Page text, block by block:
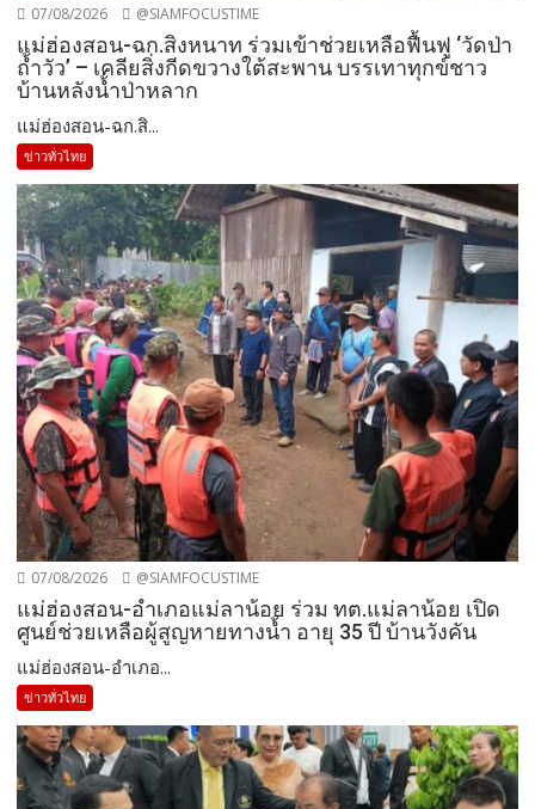
07/08/2026 @SIAMFOCUSTIME
แม่ฮ่องสอน-ฉก.สิงหนาท ร่วมเข้าช่วยเหลือฟื้นฟู ‘วัดป่า
ถ้ำวัว’ – เคลียสิ่งกีดขวางใต้สะพาน บรรเทาทุกข์ชาว
บ้านหลังน้ำป่าหลาก
แม่ฮ่องสอน-ฉก.สิ...
ข่าวทั่วไทย
07/08/2026 @SIAMFOCUSTIME
แม่ฮ่องสอน-อำเภอแม่ลาน้อย ร่วม ทต.แม่ลาน้อย เปิด
ศูนย์ช่วยเหลือผู้สูญหายทางน้ำ อายุ 35 ปี บ้านวังคัน
แม่ฮ่องสอน-อำเภอ...
ข่าวทั่วไทย